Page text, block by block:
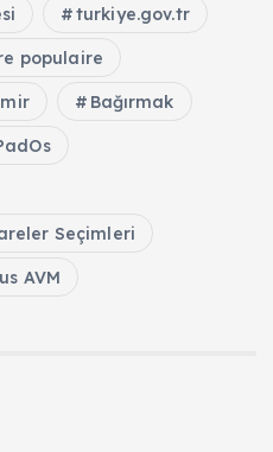
turkiye.gov.tr
populaire
Bağırmak
Seçimleri
AVM